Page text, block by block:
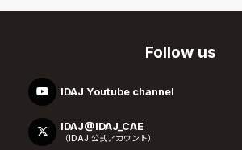
Follow us
IDAJ Youtube channel
IDAJ@IDAJ_CAE
（IDAJ 公式アカウント）